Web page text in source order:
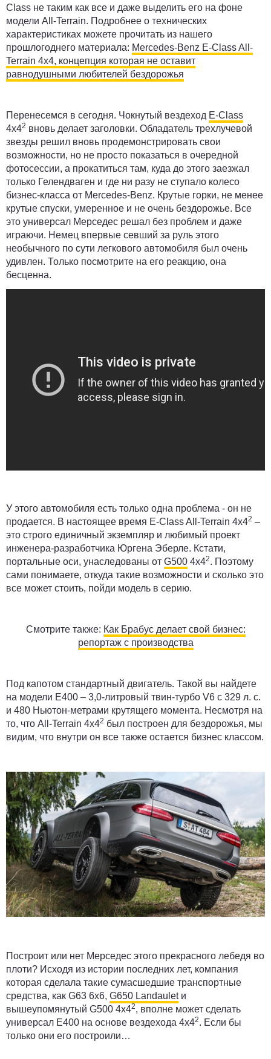
Class не таким как все и даже выделить его на фоне
модели All-Terrain. Подробнее о технических
характеристиках можете прочитать из нашего
прошлогоднего материала: Mercedes-Benz E-Class All-
Terrain 4x4, концепция которая не оставит
равнодушными любителей бездорожья
Перенесемся в сегодня. Чокнутый вездеход E-Class
4x42 вновь делает заголовки. Обладатель трехлучевой
звезды решил вновь продемонстрировать свои
возможности, но не просто показаться в очередной
фотосессии, а прокатиться там, куда до этого заезжал
только Гелендваген и где ни разу не ступало колесо
бизнес-класса от Mercedes-Benz. Крутые горки, не менее
крутые спуски, умеренное и не очень бездорожье. Все
это универсал Мерседес решал без проблем и даже
играючи. Немец впервые севший за руль этого
необычного по сути легкового автомобиля был очень
удивлен. Только посмотрите на его реакцию, она
бесценна.
У этого автомобиля есть только одна проблема - он не
продается. В настоящее время E-Class All-Terrain 4x42 –
это строго единичный экземпляр и любимый проект
инженера-разработчика Юргена Эберле. Кстати,
портальные оси, унаследованы от G500 4x42. Поэтому
сами понимаете, откуда такие возможности и сколько это
все может стоить, пойди модель в серию.
Смотрите также: Как Брабус делает свой бизнес:
репортаж с производства
Под капотом стандартный двигатель. Такой вы найдете
на модели Е400 – 3,0-литровый твин-турбо V6 с 329 л. с.
и 480 Ньютон-метрами крутящего момента. Несмотря на
то, что All-Terrain 4x42 был построен для бездорожья, мы
видим, что внутри он все также остается бизнес классом.
Построит или нет Мерседес этого прекрасного лебедя во
плоти? Исходя из истории последних лет, компания
которая сделала такие сумасшедшие транспортные
средства, как G63 6x6, G650 Landauletи
вышеупомянутый G500 4x42, вполне может сделать
универсал E400 на основе вездехода 4x42. Если бы
только они его построили…